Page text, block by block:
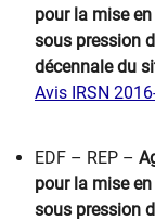
pour la mise
sous pression
décennale du
Avis IRSN
EDF – REP –
pour la mise
sous pression